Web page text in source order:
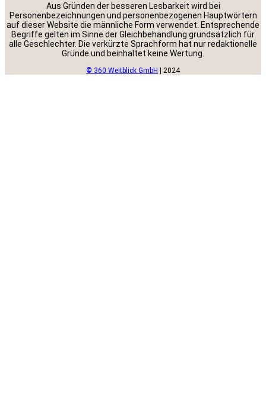
Aus Gründen der besseren Lesbarkeit wird bei
Personenbezeichnungen und personenbezogenen Hauptwörtern
auf dieser Website die männliche Form verwendet. Entsprechende
Begriffe gelten im Sinne der Gleichbehandlung grundsätzlich für
alle Geschlechter. Die verkürzte Sprachform hat nur redaktionelle
Gründe und beinhaltet keine Wertung.
© 360 Weitblick GmbH | 2024